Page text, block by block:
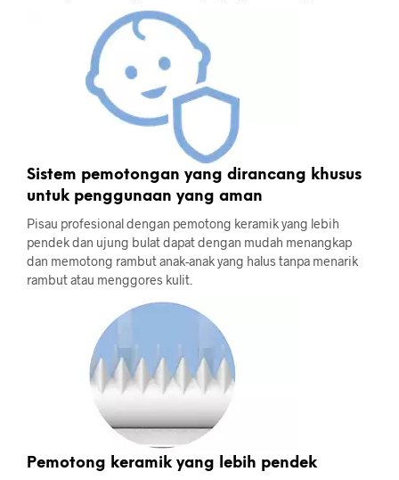
Sistem pemotongan yang dirancang khusus
untuk penggunaan yang aman
Pisau profesional dengan pemotong keramik yang lebih
pendek dan ujung bulat dapat dengan mudah menangkap
dan memotong rambut anak-anak yang halus tanpa menarik
rambut atau menggores kulit.
Pemotong keramik yang lebih pendek